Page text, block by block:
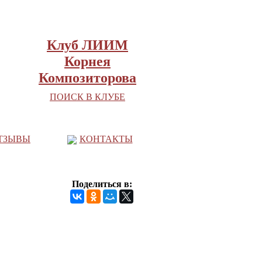
Клуб ЛИИМ
Корнея
Композиторова
ПОИСК В КЛУБЕ
КОНТАКТЫ
Поделиться в: